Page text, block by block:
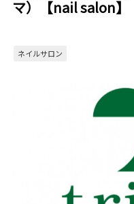
マ）【nail salon】
ネイルサロン